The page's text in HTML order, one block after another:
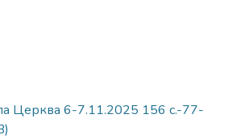
Церква 6-7.11.2025 156 с.-77-